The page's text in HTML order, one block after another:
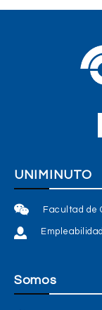
UNIMINUTO
Facultad de
Empleabilidad
Somos